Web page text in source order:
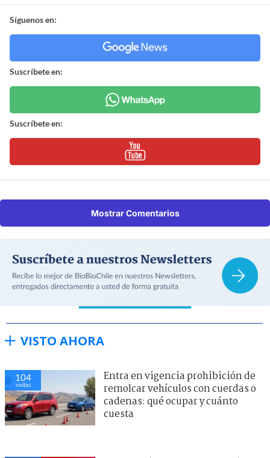
Síguenos en:
Suscríbete en:
Suscríbete en:
Mostrar Comentarios
VISTO AHORA
104
visitas
Entra en vigencia prohibición de
remolcar vehículos con cuerdas o
cadenas: qué ocupar y cuánto
cuesta